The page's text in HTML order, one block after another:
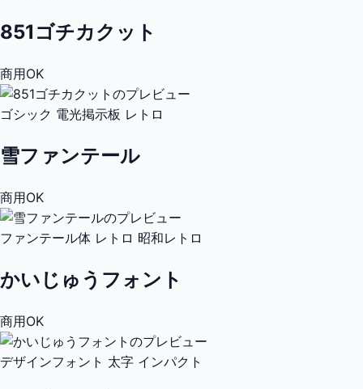
851ゴチカクット
商用OK
ゴシック 電光掲示板 レトロ
雪ファンテール
商用OK
ファンテール体 レトロ 昭和レトロ
かいじゅうフォント
商用OK
デザインフォント 太字 インパクト